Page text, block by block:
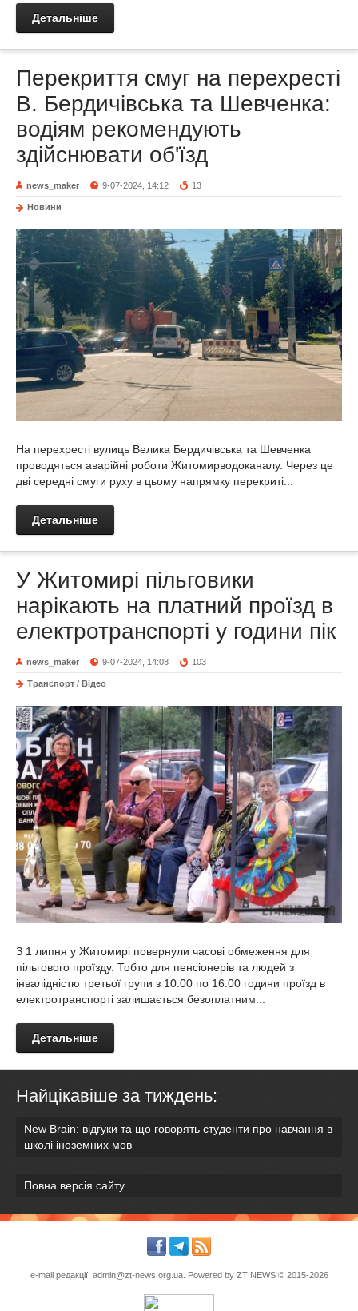
Детальніше
Перекриття смуг на перехресті
В. Бердичівська та Шевченка:
водіям рекомендують
здійснювати об'їзд
news_maker 9-07-2024, 14:12 13
Новини
На перехресті вулиць Велика Бердичівська та Шевченка
проводяться аварійні роботи Житомирводоканалу. Через це
дві середні смуги руху в цьому напрямку перекриті...
Детальніше
У Житомирі пільговики
нарікають на платний проїзд в
електротранспорті у години пік
news_maker 9-07-2024, 14:08 103
Транспорт / Відео
З 1 липня у Житомирі повернули часові обмеження для
пільгового проїзду. Тобто для пенсіонерів та людей з
інвалідністю третьої групи з 10:00 по 16:00 години проїзд в
електротранспорті залишається безоплатним...
Детальніше
Найцікавіше за тиждень:
New Brain: відгуки та що говорять студенти про навчання в
школі іноземних мов
Повна версія сайту
e-mail редакції: admin@zt-news.org.ua. Powered by ZT NEWS© 2015-2026